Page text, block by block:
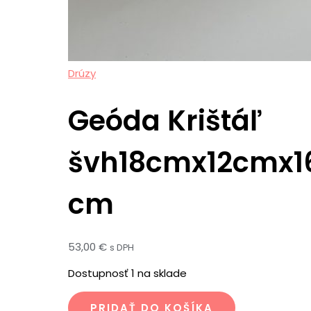
Drúzy
Geóda Krištáľ
cm
53,00 € s DPH
Dostupnosť1 na sklade
PRIDAŤ DO KOŠÍKA